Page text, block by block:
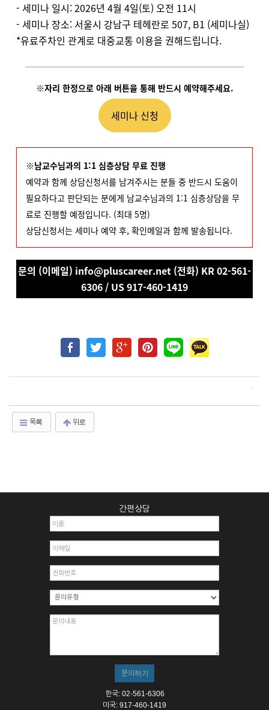
- 세미나 일시: 2026년 4월 4일(토) 오전 11시
- 세미나 장소: 서울시 강남구 테헤란로 507, B1 (세미나실)
*유료주차인 관계로 대중교통 이용을 권해드립니다.
※자리 한정으로 아래 버튼을 통해 반드시 예약해주세요.
세미나 신청
※남교수님과의 1:1 심층상담 무료 진행
예약과 함께 상담신청서를 남겨주시는 분들 중 반드시 도움이
필요하다고 판단되는 분에게 남교수님과의 1:1 심층상담을 무
료로 진행할 예정입니다. (최대 5명)
상담신청서는 세미나 예약 후, 확인메일과 함께 발송됩니다.
문의 (이메일) info@pluscareer.net (전화) KR 02-561-
6306 / US 917-460-1419
목록 위로
간편상담
한국: 02-561-6306
미국: 917-460-1419